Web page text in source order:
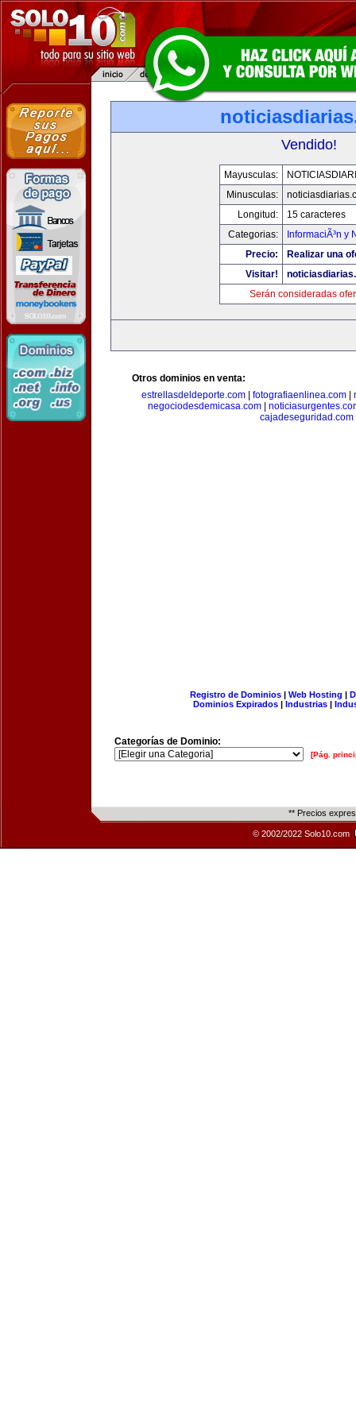
Vendido!
Mayusculas:
Minusculas:
Longitud:
15 caracteres
Categorias:
InformaciÃ³n y
Precio:
Realizar una
Visitar!
Serán consideradas
Otros dominios en venta:
estrellasdeldeporte.com
fotografiaenlinea.com
negociodesdemicasa.com
cajadeseguridad.com
Registro de Dominios| Web Hosting |
Dominios Expirados | Industrias |
Categorías de Dominio:
[Pág.
** Precios
© 2002/2022 Solo10.com